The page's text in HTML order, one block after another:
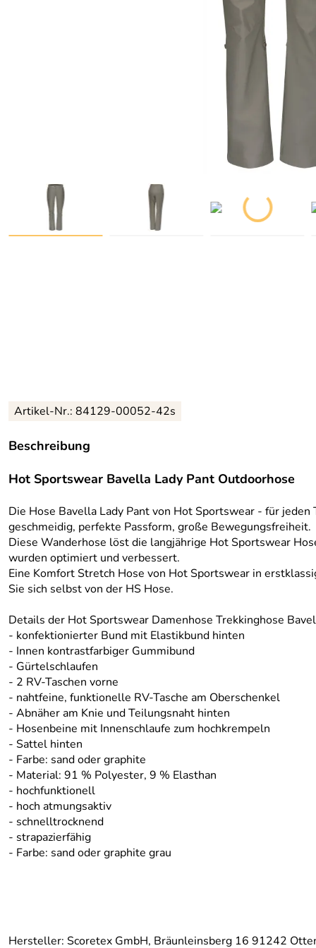
Artikel-Nr.: 84129-00052-42s
Beschreibung
Hot Sportswear Bavella Lady Pant Outdoorhose
Die Hose Bavella Lady Pant von Hot Sportswear - für
geschmeidig, perfekte Passform, große Bewegungsfreiheit.
Diese Wanderhose löst die langjährige Hot Sportswear
wurden optimiert und verbessert.
Eine Komfort Stretch Hose von Hot Sportswear in
Sie sich selbst von der HS Hose.
Details der Hot Sportswear Damenhose Trekkinghose
- konfektionierter Bund mit Elastikbund hinten
- Innen kontrastfarbiger Gummibund
- Gürtelschlaufen
- 2 RV-Taschen vorne
- nahtfeine, funktionelle RV-Tasche am Oberschenkel
- Abnäher am Knie und Teilungsnaht hinten
- Hosenbeine mit Innenschlaufe zum hochkrempeln
- Sattel hinten
- Farbe: sand oder graphite
- Material: 91 % Polyester, 9 % Elasthan
- hochfunktionell
- hoch atmungsaktiv
- schnelltrocknend
- strapazierfähig
- Farbe: sand oder graphite grau
Hersteller: Scoretex GmbH, Bräunleinsberg 16 91242